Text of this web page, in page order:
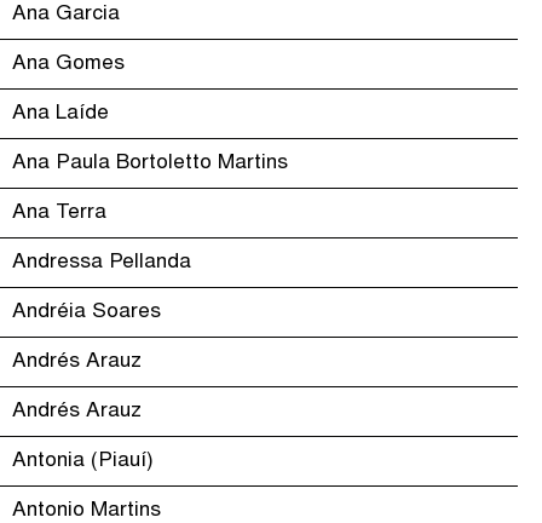
Ana Garcia
Ana Gomes
Ana Laíde
Ana Paula Bortoletto Martins
Ana Terra
Andressa Pellanda
Andréia Soares
Andrés Arauz
Andrés Arauz
Antonia (Piauí)
Antonio Martins